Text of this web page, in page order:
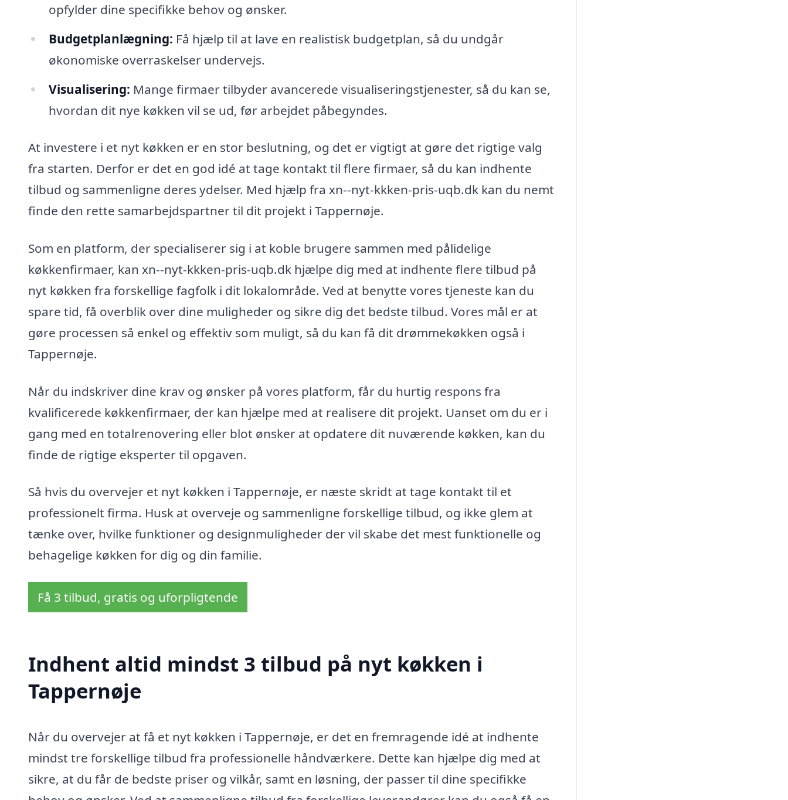
opfylder dine specifikke behov og ønsker.
Budgetplanlægning: Få hjælp til at lave en realistisk budgetplan, så du undgår
økonomiske overraskelser undervejs.
Visualisering: Mange firmaer tilbyder avancerede visualiseringstjenester, så du kan se,
hvordan dit nye køkken vil se ud, før arbejdet påbegyndes.
At investere i et nyt køkken er en stor beslutning, og det er vigtigt at gøre det rigtige valg
fra starten. Derfor er det en god idé at tage kontakt til flere firmaer, så du kan indhente
tilbud og sammenligne deres ydelser. Med hjælp fra xn--nyt-kkken-pris-uqb.dk kan du nemt
finde den rette samarbejdspartner til dit projekt i Tappernøje.
Som en platform, der specialiserer sig i at koble brugere sammen med pålidelige
køkkenfirmaer, kan xn--nyt-kkken-pris-uqb.dk hjælpe dig med at indhente flere tilbud på
nyt køkken fra forskellige fagfolk i dit lokalområde. Ved at benytte vores tjeneste kan du
spare tid, få overblik over dine muligheder og sikre dig det bedste tilbud. Vores mål er at
gøre processen så enkel og effektiv som muligt, så du kan få dit drømmekøkken også i
Tappernøje.
Når du indskriver dine krav og ønsker på vores platform, får du hurtig respons fra
kvalificerede køkkenfirmaer, der kan hjælpe med at realisere dit projekt. Uanset om du er i
gang med en totalrenovering eller blot ønsker at opdatere dit nuværende køkken, kan du
finde de rigtige eksperter til opgaven.
Så hvis du overvejer et nyt køkken i Tappernøje, er næste skridt at tage kontakt til et
professionelt firma. Husk at overveje og sammenligne forskellige tilbud, og ikke glem at
tænke over, hvilke funktioner og designmuligheder der vil skabe det mest funktionelle og
behagelige køkken for dig og din familie.
Få 3 tilbud, gratis og uforpligtende
Indhent altid mindst 3 tilbud på nyt køkken i
Tappernøje
Når du overvejer at få et nyt køkken i Tappernøje, er det en fremragende idé at indhente
mindst tre forskellige tilbud fra professionelle håndværkere. Dette kan hjælpe dig med at
sikre, at du får de bedste priser og vilkår, samt en løsning, der passer til dine specifikke